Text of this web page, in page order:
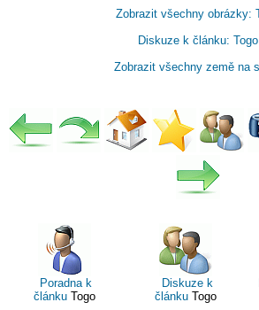
Zobrazit všechny obrázky:
Diskuze k článku: Togo
Zobrazit všechny země na
Poradna k
článkuTogo
Diskuze k
článkuTogo